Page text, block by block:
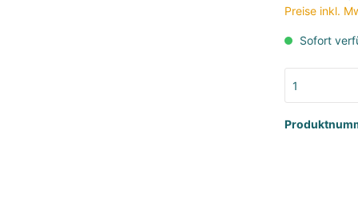
Classic Sweet
Preise inkl.
Sofort